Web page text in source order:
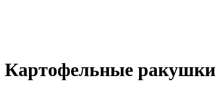
Картофельные ракушки